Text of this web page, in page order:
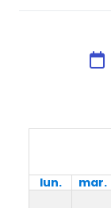
lun. mar.